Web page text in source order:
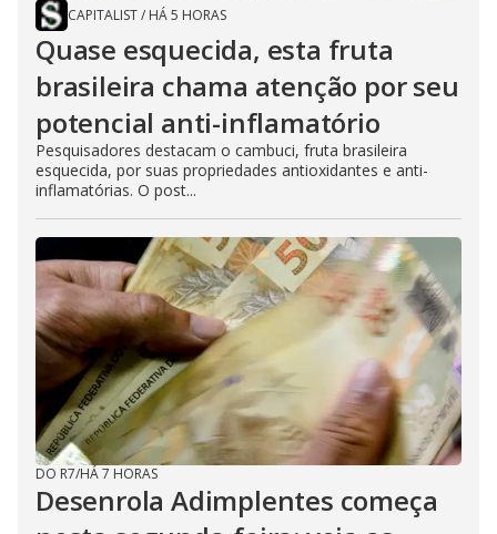
CAPITALIST/ HÁ 5 HORAS
Quase esquecida, esta fruta
brasileira chama atenção por seu
potencial anti-inflamatório
Pesquisadores destacam o cambuci, fruta brasileira
esquecida, por suas propriedades antioxidantes e anti-
inflamatórias. O post...
DO R7/HÁ 7 HORAS
Desenrola Adimplentes começa